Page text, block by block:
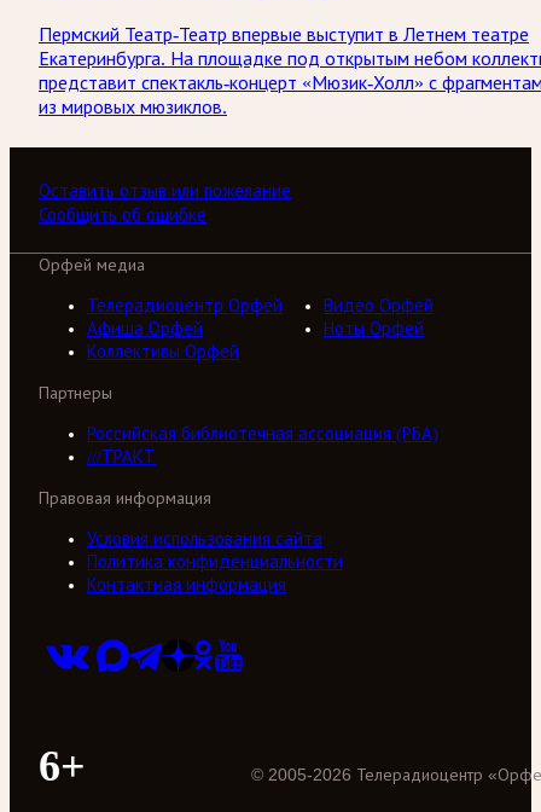
Пермский Театр-Театр впервые выступит в Летнем театре
Екатеринбурга. На площадке под открытым небом
представит спектакль-концерт «Мюзик-Холл» с
из мировых мюзиклов.
Оставить отзыв или пожелание
Сообщить об ошибке
Орфей медиа
Телерадиоцентр Орфей
Видео Орфей
Афиша Орфей
Ноты Орфей
Коллективы Орфей
Партнеры
Российская библиотечная ассоциация (РБА)
///ТРАКТ
Правовая информация
Условия использования сайта
Политика конфиденциальности
Контактная информация
6+ © 2005-2026 Телерадиоцентр